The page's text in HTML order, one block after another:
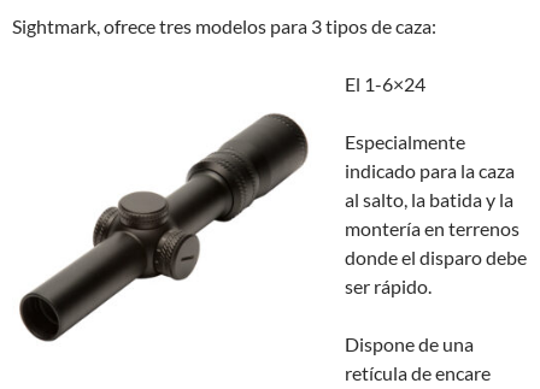
Sightmark, ofrece tres modelos para 3 tipos de caza:
El 1-6×24
Especialmente
indicado para la caza
al salto, la batida y la
montería en terrenos
donde el disparo debe
ser rápido.
Dispone de una
retícula de encare